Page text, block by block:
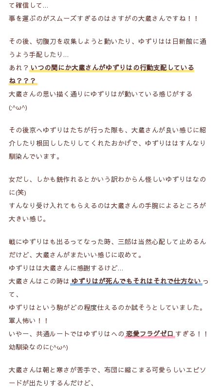
て確信して…
事を運ぶのがスムーズすぎるのはさすがの大蔵さんですね！！
その後、切腹刀を収集しようと動いたり、ゆずりはは日新館に通
うよう手配したり…
あれ？ いつの間にか大蔵さんがゆずりはの行動支配している
ね？？？
大蔵さんの思い描く通りにゆずりはが動いている感じがする
(;^ω^)
その後京へゆずりはたちが行った際も、大蔵さんが良い感じに紹
介したり根回ししたりしてくれたおかげで、ゆずりははすんなり
馴染んでいます。
女だし、しかも銃作れるとかいう訳わからん怪しいゆずりはなの
に(笑)
すんなり受け入れてもらえるのは大蔵さんの手腕によるところが
大きい感じ。
戦にゆずりはも出るってなった時、三郎は当然心配して止めるん
だけど、大蔵さんがまたいい感じに収めて。
ゆずりはは大蔵さんに感謝するけど…
大蔵さんはこの時は ゆずりはが死んでもそれはそれで仕方ない っ
て、
ゆずりはという駒がどの程度仕えるのか試そうとしていました。
軍人怖い！！
いやー、共通ルートではゆずりはへの 恋愛フラグゼロ すぎる！！
幼馴染なのに(;^ω^)
大蔵さんは朝と寒さが苦手で、布団に縮こまる可愛らしいエピソ
ードが出たりするんだけど、